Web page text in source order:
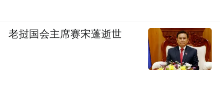
老挝国会主席赛宋蓬逝世